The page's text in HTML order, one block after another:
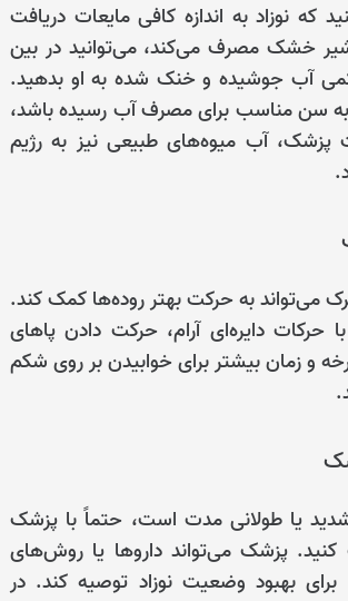
که نوزاد به اندازه کافی مایعات دریافت
شیر خشک مصرف می‌کند، می‌توانید در بین
آب جوشیده و خنک شده به او بدهید.
به سن مناسب برای مصرف آب رسیده باشد،
پزشک، آب میوه‌های طبیعی نیز به رژیم
می‌تواند به حرکت بهتر روده‌ها کمک کند.
حرکات دایره‌ای آرام، حرکت دادن پاهای
و زمان بیشتر برای خوابیدن بر روی شکم
یا طولانی مدت است، حتماً با پزشک
پزشک می‌تواند داروها یا روش‌های
برای بهبود وضعیت نوزاد توصیه کند. در